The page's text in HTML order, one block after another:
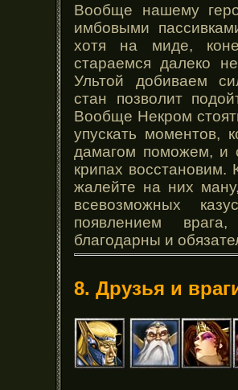
Вообще нашему
имбовыми
хотя на миде,
стараемся далеко
Ультой добиваем
стан позволит
Вообще Некром
упускать моментов,
дамагом поможем, и
крипах восстановим.
жалейте на них
всевозможных
появлением
благодарны и
8. Друзья и